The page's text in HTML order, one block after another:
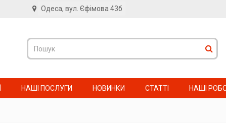
Одеса, вул. Єфімова 43б
НАШІ ПОСЛУГИ НОВИНКИ СТАТТІ НАШІ